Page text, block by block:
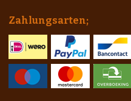
Zahlungsarten;